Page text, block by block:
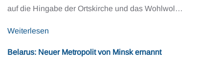
auf die Hingabe der Ortskirche und das Wohlwol…
Weiterlesen
Belarus: Neuer Metropolit von Minsk ernannt